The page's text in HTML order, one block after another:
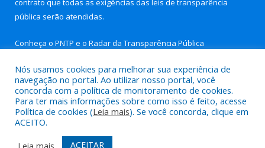
contrato que todas as exigências das leis de transparência
pública serão atendidas.
Conheça o PNTP e o Radar da Transparência Pública
Todos os direitos reservados a Prefeitura Municipal de Aurora
do Pará.
Mapa do Site Acessar Área Administrativa
Nós usamos cookies para melhorar sua experiência de
navegação no portal. Ao utilizar nosso portal, você
concorda com a política de monitoramento de cookies.
Para ter mais informações sobre como isso é feito, acesse
Política de cookies (Leia mais). Se você concorda, clique em
ACEITO.
Leia mais
ACEITAR